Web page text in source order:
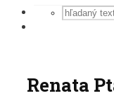
Renata